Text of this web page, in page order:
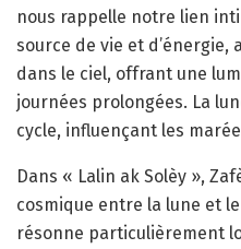
nous rappelle notre lien
source de vie et
dans le ciel, offrant une
journées prolongées. La
cycle, influençant les
Dans « Lalin ak Solèy »,
cosmique entre la lune et
résonne particulièrement